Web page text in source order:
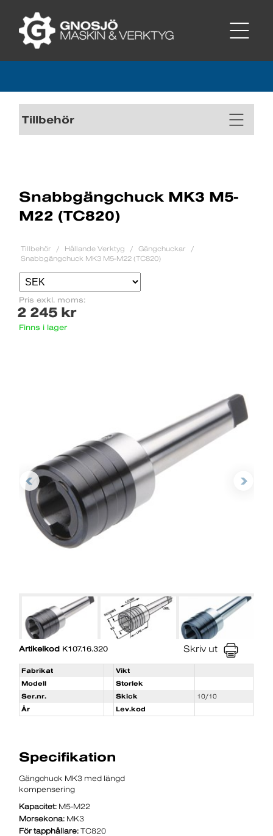
Tillbehör
Snabbgängchuck MK3 M5-
M22 (TC820)
Tillbehör Hållande Verktyg
Gängchuckar
Snabbgängchuck MK3 M5-M22 (TC820)
Pris exkl. moms:
2 245 kr
Finns i lager
Artikelkod K107.16.320 Skriv ut
Fabrikat
Vikt
Modell
Storlek
Ser.nr.
Skick
10/10
År
Lev.kod
Specifikation
Gängchuck MK3 med längd
kompensering
Kapacitet: M5-M22
Morsekona: MK3
För tapphållare: TC820